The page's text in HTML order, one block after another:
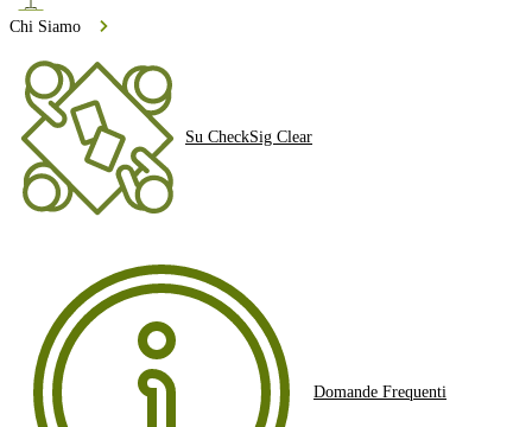
Chi Siamo
Su CheckSig Clear
Domande Frequenti